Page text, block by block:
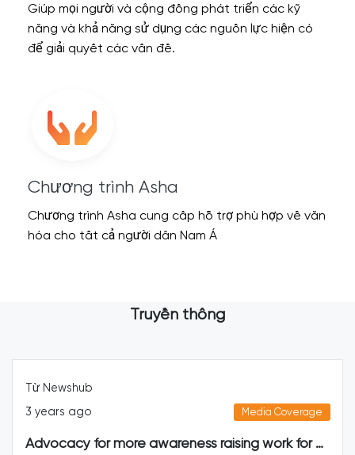
Giúp mọi người và cộng đồng phát triển các kỹ
năng và khả năng sử dụng các nguồn lực hiện có
để giải quyết các vấn đề.
Chương trình Asha
Chương trình Asha cung cấp hỗ trợ phù hợp về văn
hóa cho tất cả người dân Nam Á
Truyền thông
Media Coverage
Từ Newshub
3 years ago
Advocacy for more awareness raising work for migrants in filling out Census 2023